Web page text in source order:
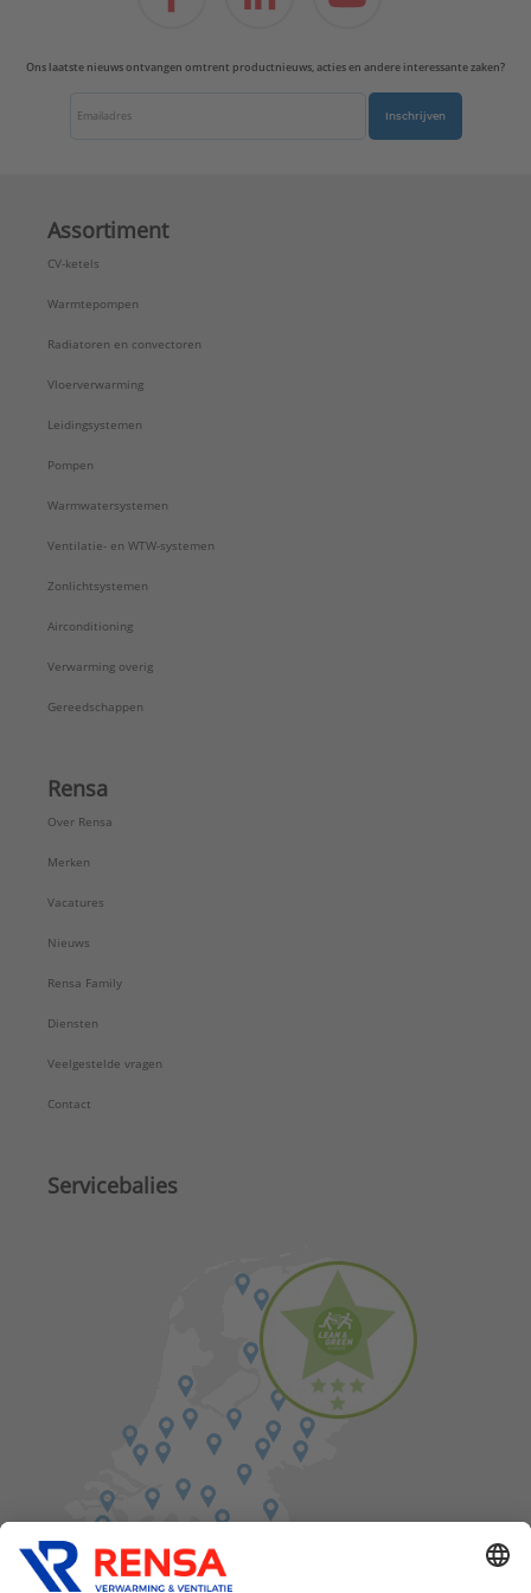
Ons laatste nieuws ontvangen omtrent productnieuws, acties en andere interessante zaken?
Inschrijven
Assortiment
CV-ketels
Warmtepompen
Radiatoren en convectoren
Vloerverwarming
Leidingsystemen
Pompen
Warmwatersystemen
Ventilatie- en WTW-systemen
Zonlichtsystemen
Airconditioning
Verwarming overig
Gereedschappen
Rensa
Over Rensa
Merken
Vacatures
Nieuws
Rensa Family
Diensten
Veelgestelde vragen
Contact
Servicebalies